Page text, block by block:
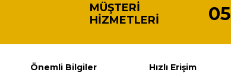
MÜŞTERI
HIZMETLERI
Önemli Bilgiler Hızlı Erişim